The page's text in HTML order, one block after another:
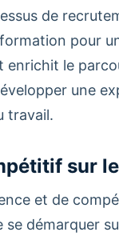
de
pour
enrichit le
une
travail.
sur
et de
démarquer